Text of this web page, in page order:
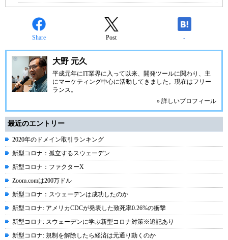
Share Post -
大野 元久
平成元年にIT業界に入って以来、開発ツールに関わり、主
にマーケティング中心に活動してきました。現在はフリー
ランス。
» 詳しいプロフィール
最近のエントリー
2020年のドメイン取引ランキング
新型コロナ：孤立するスウェーデン
新型コロナ：ファクターX
Zoom.comは200万ドル
新型コロナ：スウェーデンは成功したのか
新型コロナ: アメリカCDCが発表した致死率0.26%の衝撃
新型コロナ: スウェーデンに学ぶ新型コロナ対策※追記あり
新型コロナ: 規制を解除したら経済は元通り動くのか